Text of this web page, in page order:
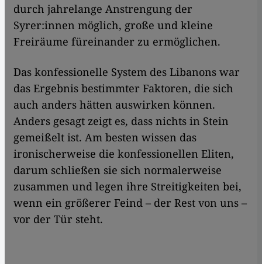
durch jahrelange Anstrengung der
Syrer:innen möglich, große und kleine
Freiräume füreinander zu ermöglichen.
Das konfessionelle System des Libanons war
das Ergebnis bestimmter Faktoren, die sich
auch anders hätten auswirken können.
Anders gesagt zeigt es, dass nichts in Stein
gemeißelt ist. Am besten wissen das
ironischerweise die konfessionellen Eliten,
darum schließen sie sich normalerweise
zusammen und legen ihre Streitigkeiten bei,
wenn ein größerer Feind – der Rest von uns –
vor der Tür steht.